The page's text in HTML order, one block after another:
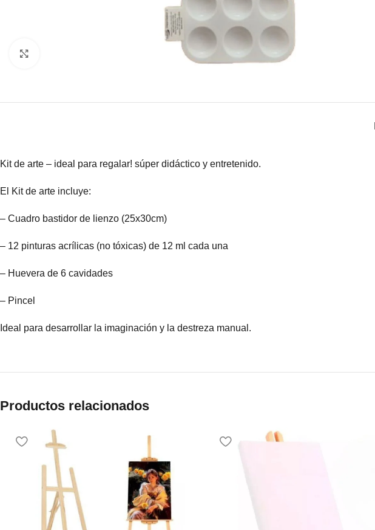
Kit de arte – ideal para regalar! súper didáctico y entretenido.
El Kit de arte incluye:
– Cuadro bastidor de lienzo (25x30cm)
– 12 pinturas acrílicas (no tóxicas) de 12 ml cada una
– Huevera de 6 cavidades
– Pincel
Ideal para desarrollar la imaginación y la destreza manual.
Productos relacionados